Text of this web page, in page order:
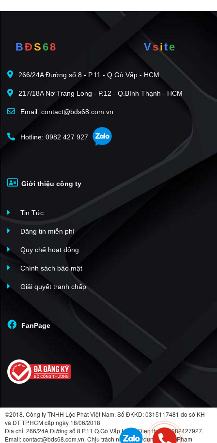
BĐS68 Vsite
266/24A Đường số 8 - P.11 - Q.Gò Vấp - HCM
217/18A Nơ Trang Long - P.12 - Q.Bình Thạnh - HCM
Email: contact@bds68.com.vn
Hotline: 0982 427 927
Giới thiệu công ty
Tin Tức
Đăng tin miễn phí
Quy chế hoạt động
Chính sách bảo mật
Giải quyết tranh chấp
FanPage
©2018. Công ty TNHH Lộc Phát Việt Nam. Số ĐKKD: 0315117481 do sở KH
và ĐT TP.HCM cấp ngày 18/06/2018
Địa chỉ: 266/24A Đường số 8 P.11 Q.Gò Vấp HCM. Điện thoại: 0982427927.
Email: contact@bds68.com.vn. Chịu trách nhiệm nội dung: LuongPham